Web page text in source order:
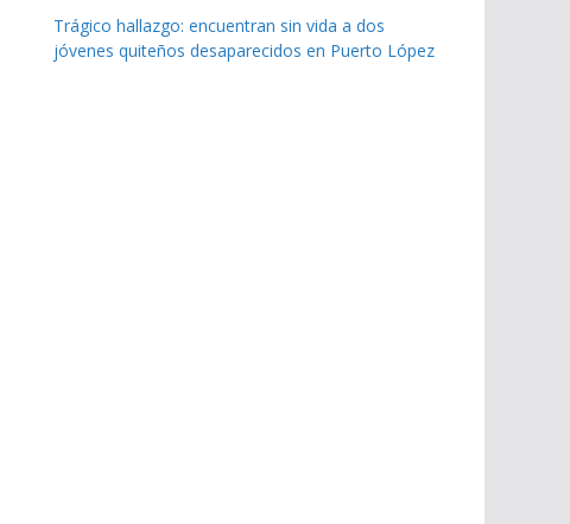
Trágico hallazgo: encuentran sin vida a dos
jóvenes quiteños desaparecidos en Puerto López